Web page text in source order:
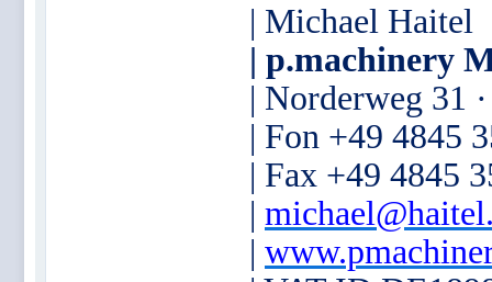
| Michael Haitel
| p.machinery
| Norderweg 31
| Fon +49 4845
| Fax +49 4845
|
|